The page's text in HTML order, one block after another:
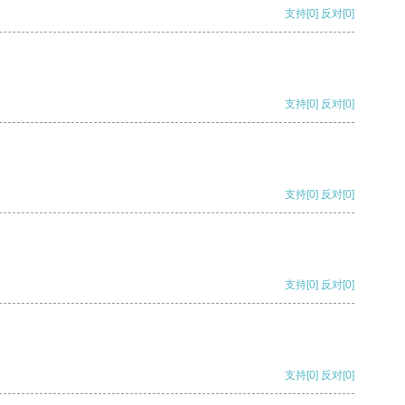
支持[0] 反对[0]
支持[0] 反对[0]
支持[0] 反对[0]
支持[0] 反对[0]
支持[0] 反对[0]